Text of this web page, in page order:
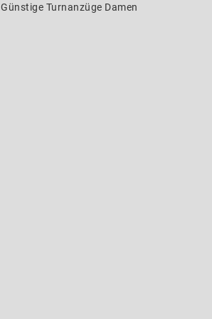
Günstige Turnanzüge Damen